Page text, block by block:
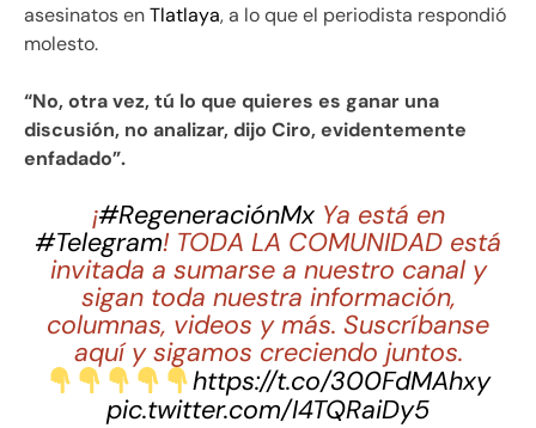
asesinatos enTlatlaya, a lo que el periodista respondió
molesto.
“No, otra vez, tú lo que quieres es ganar una
discusión, no analizar, dijo Ciro, evidentemente
enfadado”.
¡#RegeneraciónMxYa está en
#Telegram! TODA LA COMUNIDAD está
invitada a sumarse a nuestro canal y
sigan toda nuestra información,
columnas, videos y más. Suscríbanse
aquí y sigamos creciendo juntos.
https://t.co/300FdMAhxy
pic.twitter.com/I4TQRaiDy5